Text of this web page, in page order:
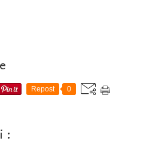
Repost 0
: